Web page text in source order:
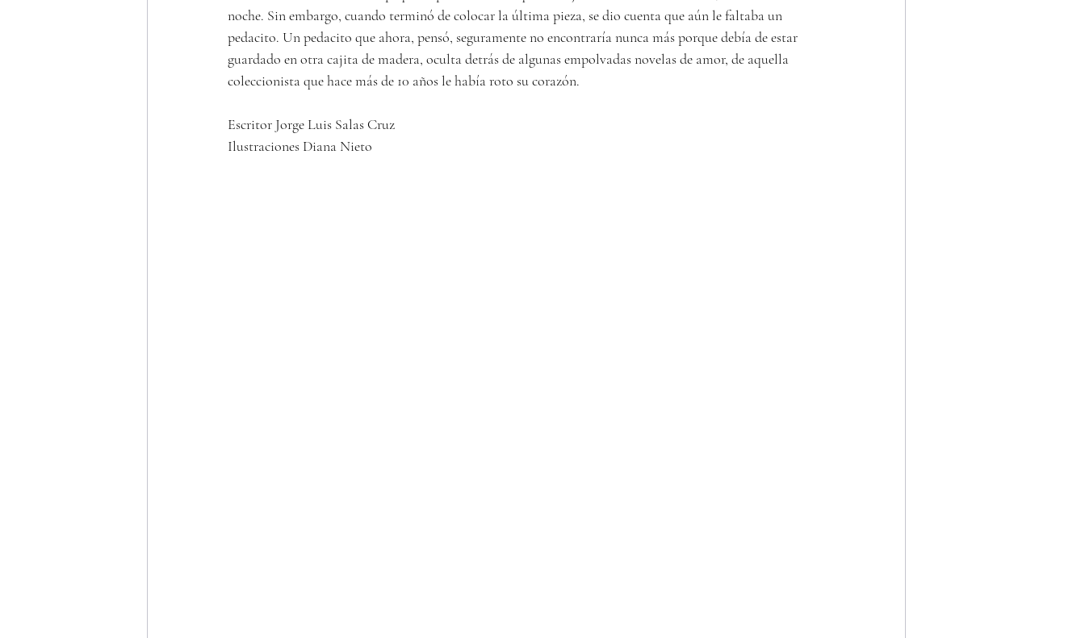
noche. Sin embargo, cuando terminó de colocar la última pieza, se dio cuenta que aún le faltaba un
pedacito. Un pedacito que ahora, pensó, seguramente no encontraría nunca más porque debía de estar
guardado en otra cajita de madera, oculta detrás de algunas empolvadas novelas de amor, de aquella
coleccionista que hace más de 10 años le había roto su corazón.
Escritor Jorge Luis Salas Cruz
Ilustraciones Diana Nieto